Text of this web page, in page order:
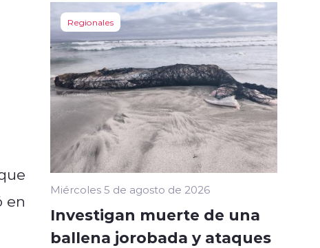
en
Regionales
Miércoles 5 de agosto de 2026
Investigan muerte de una
ballena jorobada y ataques